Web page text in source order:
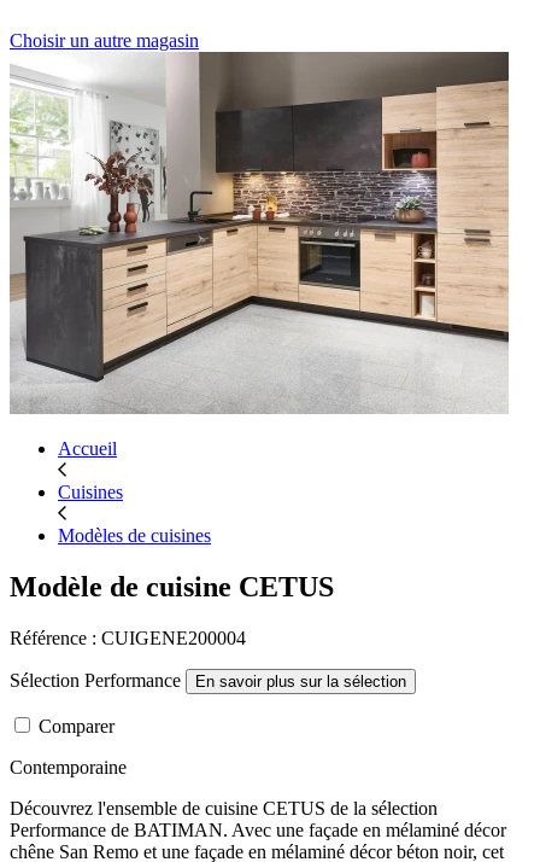
Choisir un autre magasin
Accueil
Cuisines
Modèles de cuisines
Modèle de cuisine CETUS
Référence : CUIGENE200004
Sélection Performance En savoir plus sur la sélection
Comparer
Contemporaine
Découvrez l'ensemble de cuisine CETUS de la sélection
Performance de BATIMAN. Avec une façade en mélaminé décor
chêne San Remo et une façade en mélaminé décor béton noir, cet